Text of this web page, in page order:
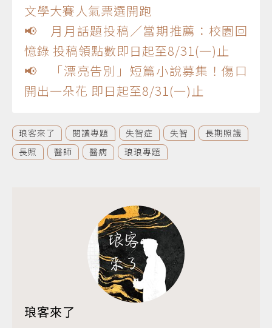
文學大賽人氣票選開跑
📢 月月話題投稿／當期推薦：校園回
憶錄 投稿領點數即日起至8/31(一)止
📢 「漂亮告別」短篇小說募集！傷口
開出一朵花 即日起至8/31(一)止
琅客來了 閱讀專題 失智症 失智
長期照護
長照
醫師 醫病 琅琅專題
琅客來了